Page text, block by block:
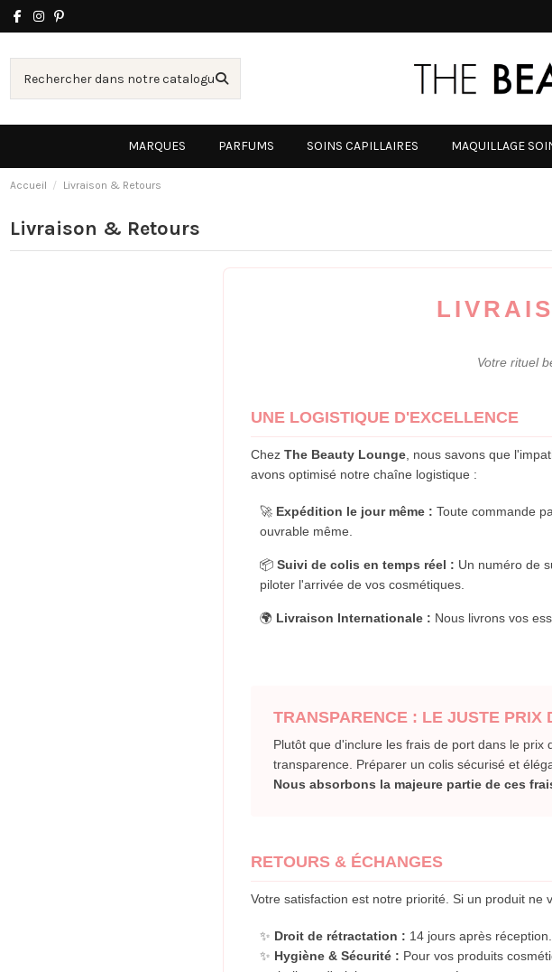
MARQUES PARFUMS SOINS CAPILLAIRES MAQUILLAGE
Accueil Livraison & Retours
Livraison & Retours
Votre rituel
UNE LOGISTIQUE D'EXCELLENCE
Chez The Beauty Lounge , nous savons que
avons optimisé notre chaîne logistique :
🚀 Expédition le jour même : Toute commande
ouvrable même.
📦 Suivi de colis en temps réel : Un numéro de
piloter l'arrivée de vos cosmétiques.
🌍 Livraison Internationale : Nous livrons vos
TRANSPARENCE : LE JUSTE PRIX
Plutôt que d'inclure les frais de port dans le
transparence. Préparer un colis sécurisé et
Nous absorbons la majeure partie de ces
RETOURS & ÉCHANGES
Votre satisfaction est notre priorité. Si un produit ne
✨ Droit de rétractation : 14 jours après réception.
✨ Hygiène & Sécurité : Pour vos produits